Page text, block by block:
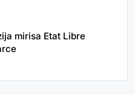
mirisa Etat Libre